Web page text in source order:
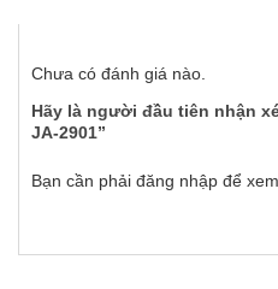
Chưa có đánh giá nào.
Hãy là người đầu tiên nhận
JA-2901”
Bạn cần phải đăng nhập để